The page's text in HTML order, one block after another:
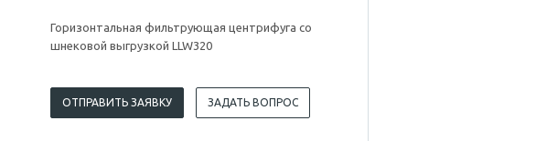
Горизонтальная фильтрующая центрифуга со
шнековой выгрузкой LLW320
ОТПРАВИТЬ ЗАЯВКУ ЗАДАТЬ ВОПРОС